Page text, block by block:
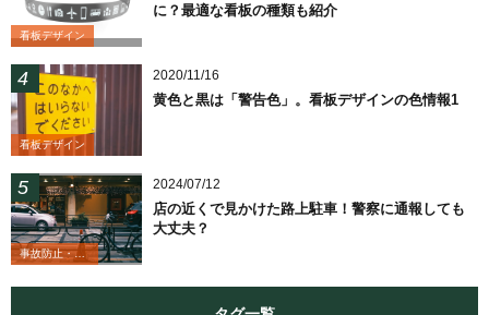
看板デザイン
に？最適な看板の種類も紹介
看板デザイン
2020/11/16
黄色と黒は「警告色」。看板デザインの色情報1
事故防止・業務改善
2024/07/12
店の近くで見かけた路上駐車！警察に通報しても
大丈夫？